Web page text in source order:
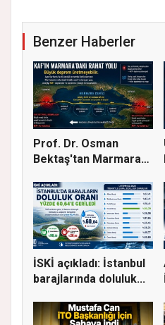
Benzer Haberler
Prof. Dr. Osman
Bektaş'tan Marmara
İSKİ açıkladı: İstanbul
barajlarında doluluk...